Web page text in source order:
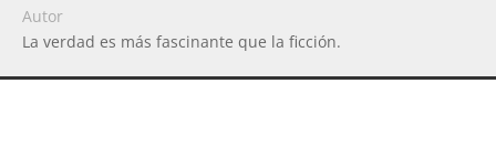
Autor
La verdad es más fascinante que la ficción.